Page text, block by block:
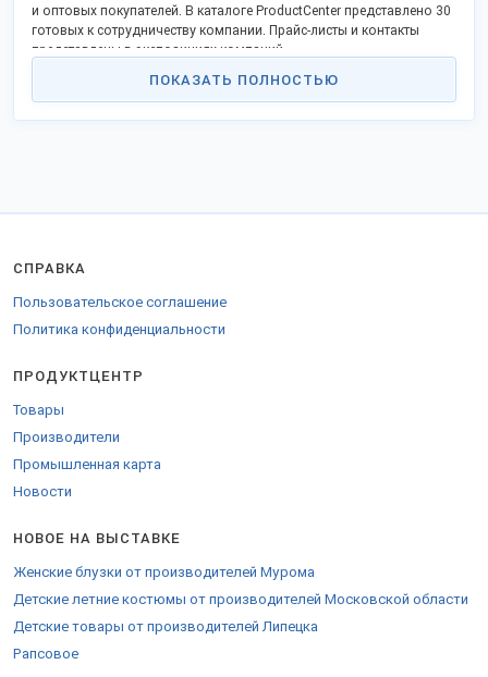
и оптовых покупателей. В каталоге ProductCenter представлено 30
готовых к сотрудничеству компании. Прайс-листы и контакты
представлены в экспозициях компаний.
ПОКАЗАТЬ ПОЛНОСТЬЮ
СПРАВКА
Пользовательское соглашение
Политика конфиденциальности
ПРОДУКТЦЕНТР
Товары
Производители
Промышленная карта
Новости
НОВОЕ НА ВЫСТАВКЕ
Женские блузки от производителей Мурома
Детские летние костюмы от производителей Московской области
Детские товары от производителей Липецка
Рапсовое